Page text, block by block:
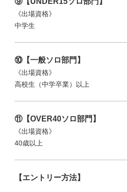
《出場資格》
中学生
⑩【一般ソロ部門】
《出場資格》
高校生（中学卒業）以上
⑪【OVER40ソロ部門】
《出場資格》
40歳以上
【エントリー方法】